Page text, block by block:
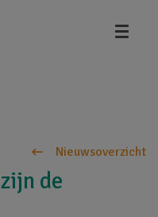
Nieuwsoverzicht
de